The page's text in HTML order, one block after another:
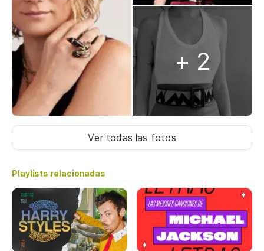
+ 2
Ver todas las fotos
Playlists relacionadas